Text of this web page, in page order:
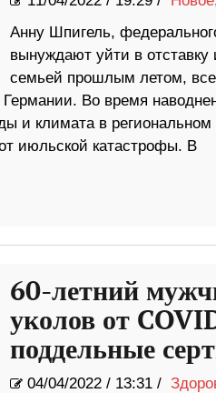
Анну Шпигель,
вынуждают уйти в отставку
семьей прошлым летом,
Во время
и климата в
июльской катастрофы. В
60-летний
уколов от
поддельные
04/04/2022/ 13:31 /